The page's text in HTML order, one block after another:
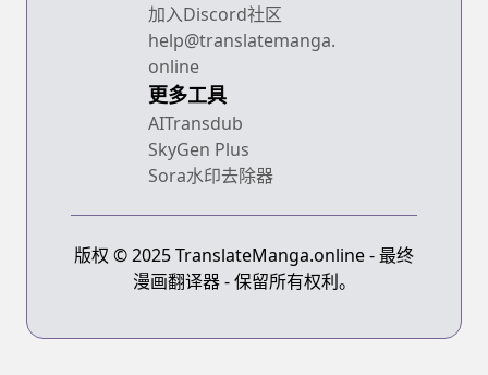
加入Discord社区
help@translatemanga.
online
更多工具
AITransdub
SkyGen Plus
Sora水印去除器
版权 © 2025 TranslateManga.online - 最终
漫画翻译器 - 保留所有权利。